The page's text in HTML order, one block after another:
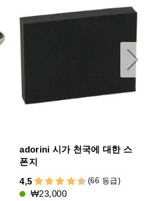
adorini 시가 천국에 대한 스
폰지
4,5
(66 등급)
₩23,000